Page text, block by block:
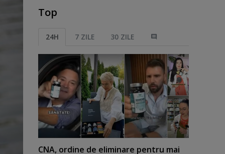
Top
24H 7 ZILE 30 ZILE
CNA, ordine de eliminare pentru mai